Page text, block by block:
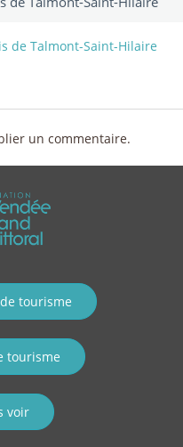
un commentaire.
tourisme
tourisme
voir